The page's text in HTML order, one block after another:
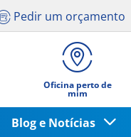
Pedir um orçamento
Oficina perto de
mim
Blog e Notícias